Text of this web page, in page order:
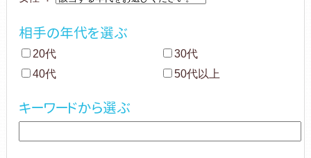
相手の年代を選ぶ
20代
30代
40代
50代以上
キーワードから選ぶ